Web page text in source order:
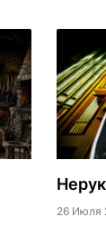
26 Июля